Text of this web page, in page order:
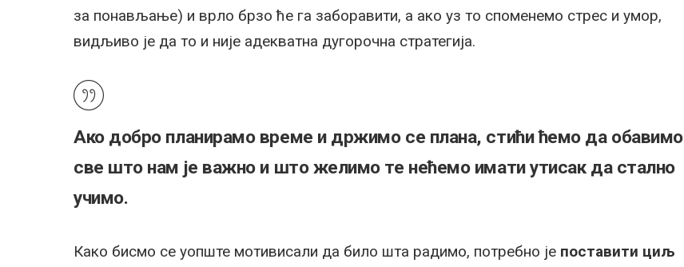
за понављање) и врло брзо ће га заборавити, а ако уз то споменемо стрес и умор,
видљиво је да то и није адекватна дугорочна стратегија.
Ако добро планирамо време и држимо се плана, стићи ћемо да обавимо
све што нам је важно и што желимо те нећемо имати утисак да стално
учимо.
Како бисмо се уопште мотивисали да било шта радимо, потребно је поставити циљ